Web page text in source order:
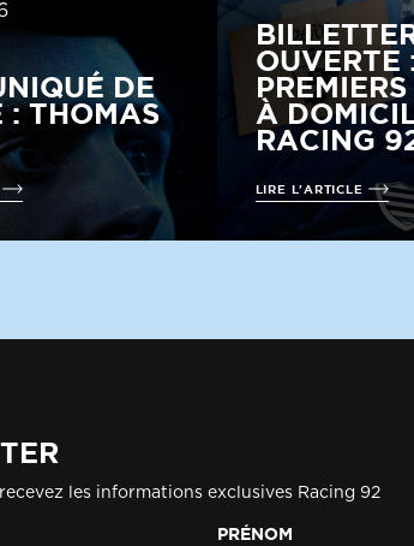
DE
: THOMAS
OUVERTE
À
RACING
LIRE L'ARTICLE
les informations exclusives Racing 92
PRÉNOM